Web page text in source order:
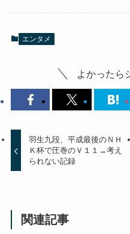
エンタメ
よかったら
羽生九段、平成最後のＮＨ
Ｋ杯で圧巻のＶ１１→考え
られない記録
関連記事